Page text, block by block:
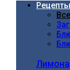
Рецепты
Все